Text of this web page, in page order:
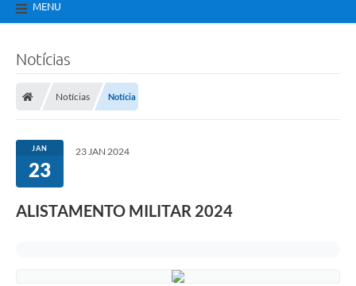
MENU
Notícias
Notícias Notícia
JAN
23
23 JAN 2024
ALISTAMENTO MILITAR 2024